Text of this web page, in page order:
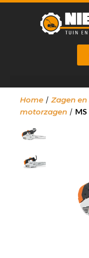
Home / Zagen
motorzagen / MS